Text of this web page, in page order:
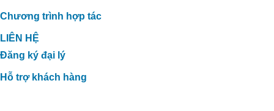
Chương trình hợp tác
LIÊN HỆ
Đăng ký đại lý
Hỗ trợ khách hàng